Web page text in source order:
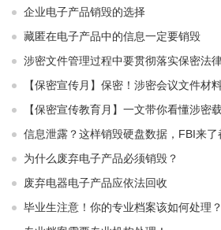
企业电子产品销毁的选择
藏匿在电子产品中的信息一定要销毁
涉密文件管理过程中要贯彻落实保密法
【保密宣传月】保密！涉密会议文件材
【保密宣传教育月】一文带你看懂涉密
信息泄露？这样销毁硬盘数据，FBI来了
为什么废弃电子产品必须销毁？
废弃电器电子产品应依法回收
毕业生注意！你的专业档案该如何处理？